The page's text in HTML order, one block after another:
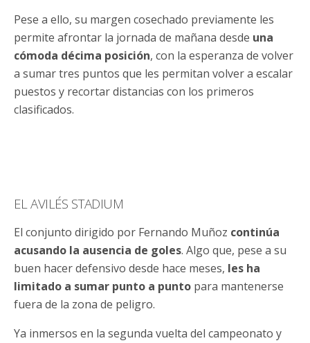
Pese a ello, su margen cosechado previamente les
permite afrontar la jornada de mañana desde una
cómoda décima posición, con la esperanza de volver
a sumar tres puntos que les permitan volver a escalar
puestos y recortar distancias con los primeros
clasificados.
EL AVILÉS STADIUM
El conjunto dirigido por Fernando Muñoz continúa
acusando la ausencia de goles. Algo que, pese a su
buen hacer defensivo desde hace meses, les ha
limitado a sumar punto a punto para mantenerse
fuera de la zona de peligro.
Ya inmersos en la segunda vuelta del campeonato y